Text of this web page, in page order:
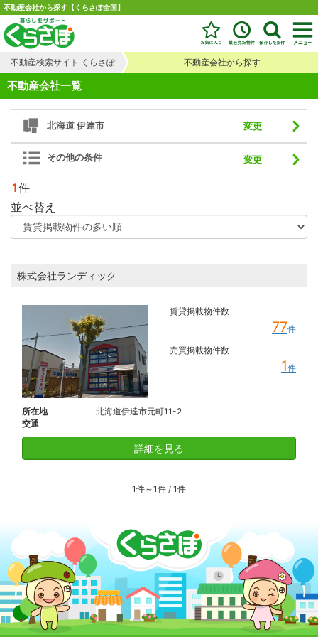
不動産会社から探す【くらさぽ全国】
不動産検索サイト くらさぽ 不動産会社から探す
不動産会社一覧
北海道 伊達市 変更
その他の条件 変更
1件
並べ替え
株式会社ランディック
賃貸掲載物件数
77件
売買掲載物件数
1件
所在地
北海道伊達市元町11-2
交通
詳細を見る
1件～1件 / 1件